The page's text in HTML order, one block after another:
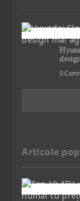
0
Articole